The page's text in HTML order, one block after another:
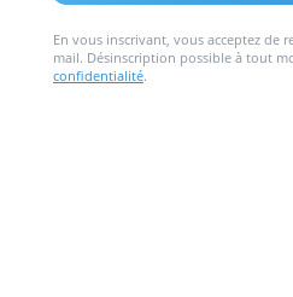
En vous inscrivant, vous acceptez de
mail. Désinscription possible à tout
confidentialité.